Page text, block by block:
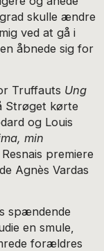
skulle ændre
ved at gå i
åbnede sig for
Truffauts Ung
Strøget kørte
og Louis
min
premiere
Agnès Vardas
spændende
en smule,
forældres